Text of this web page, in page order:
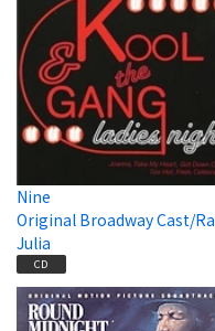
Nine
Original Broadway Cast/
Julia
CD